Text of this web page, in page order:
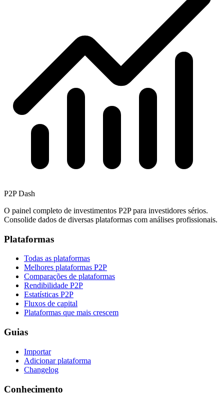
P2P Dash
O painel completo de investimentos P2P para investidores sérios.
Consolide dados de diversas plataformas com análises profissionais.
Plataformas
Todas as plataformas
Melhores plataformas P2P
Comparações de plataformas
Rendibilidade P2P
Estatísticas P2P
Fluxos de capital
Plataformas que mais crescem
Guias
Importar
Adicionar plataforma
Changelog
Conhecimento